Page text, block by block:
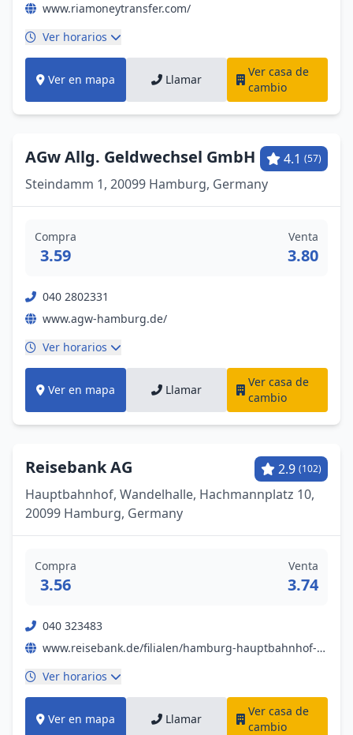
www.riamoneytransfer.com/
Ver horarios
Ver en mapa Llamar
Ver casa de
cambio
AGw Allg. Geldwechsel GmbH 4.1 (57)
Steindamm 1, 20099 Hamburg, Germany
Compra
3.59
Venta
3.80
040 2802331
www.agw-hamburg.de/
Ver horarios
Ver en mapa Llamar
Ver casa de
cambio
Reisebank AG 2.9 (102)
Hauptbahnhof, Wandelhalle, Hachmannplatz 10,
20099 Hamburg, Germany
Compra
3.56
Venta
3.74
040 323483
www.reisebank.de/filialen/hamburg-hauptbahnhof-gold-kaufen-und-geld-wechseln
Ver horarios
Ver en mapa Llamar
Ver casa de
cambio